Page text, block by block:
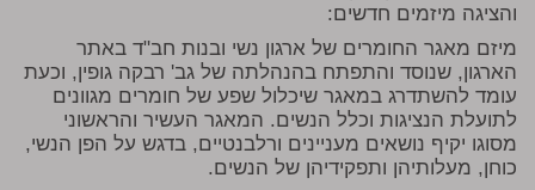
והציגה מיזמים חדשים:
מיזם מאגר החומרים של ארגון נשי ובנות חב"ד באתר
הארגון, שנוסד והתפתח בהנהלתה של גב' רבקה גופין, וכעת
עומד להשתדרג במאגר שיכלול שפע של חומרים מגוונים
לתועלת הנציגות וכלל הנשים. המאגר העשיר והראשוני
מסוגו יקיף נושאים מעניינים ורלבנטיים, בדגש על הפן הנשי,
כוחן, מעלותיהן ותפקידיהן של הנשים.